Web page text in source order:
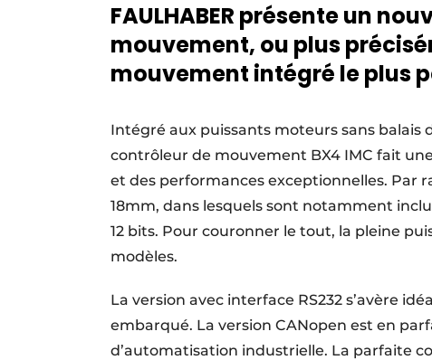
Termes et conditions
Video’s
FAULHABER présente un
mouvement, ou plus
mouvement intégré le plus
Intégré aux puissants moteurs sans balais
contrôleur de mouvement BX4 IMC fait
et des performances exceptionnelles. Par
18mm, dans lesquels sont notamment
12 bits. Pour couronner le tout, la pleine
modèles.
La version avec interface RS232 s’avère
embarqué. La version CANopen est en
d’automatisation industrielle. La parfaite